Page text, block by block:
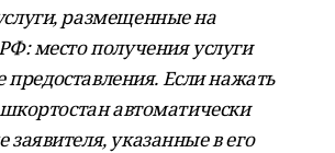
размещенные на
место получения услуги
предоставления. Если нажать
автоматически
указанные в его